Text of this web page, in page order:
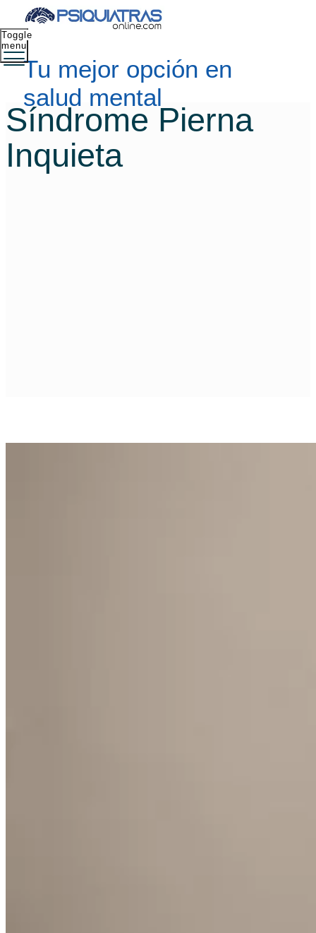
Tu mejor opción en
salud mental
Toggle
menu
Síndrome Pierna
Inquieta